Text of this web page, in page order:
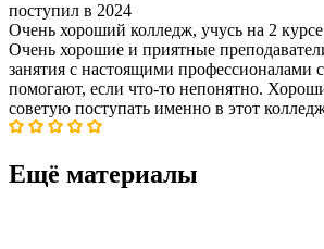
поступил в 2024
Очень хороший колледж, учусь на 2
Очень хорошие и приятные
занятия с настоящими профессионалами
помогают, если что-то непонятно.
советую поступать именно в этот
Ещё материалы